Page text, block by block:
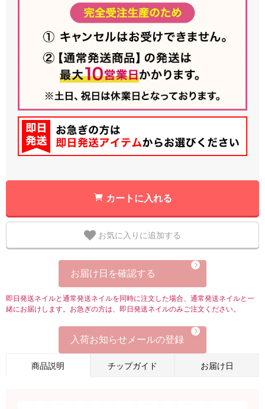
カートに入れる
お気に入りに追加する
お届け日を確認する
即日発送ネイルと通常発送ネイルを同時に注文した場合、通常発送ネイルと一
緒にお届けします。お急ぎの方は、即日発送ネイルのみご注文ください。
入荷お知らせメールの登録
商品説明 チップガイド お届け日